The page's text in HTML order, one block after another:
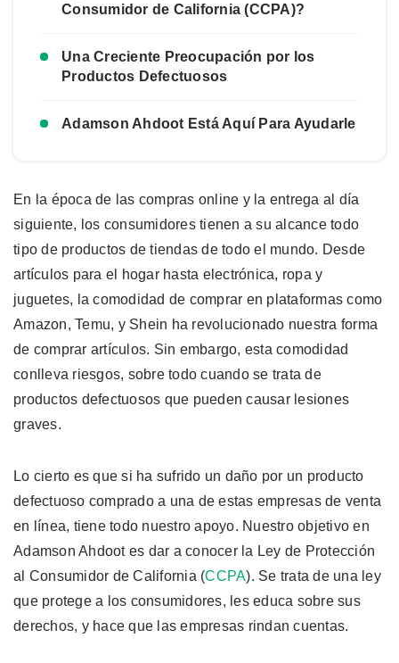
Consumidor de California (CCPA)?
Una Creciente Preocupación por los
Productos Defectuosos
Adamson Ahdoot Está Aquí Para Ayudarle
En la época de las compras online y la entrega al día
siguiente, los consumidores tienen a su alcance todo
tipo de productos de tiendas de todo el mundo. Desde
artículos para el hogar hasta electrónica, ropa y
juguetes, la comodidad de comprar en plataformas como
Amazon, Temu, y Shein ha revolucionado nuestra forma
de comprar artículos. Sin embargo, esta comodidad
conlleva riesgos, sobre todo cuando se trata de
productos defectuosos que pueden causar lesiones
graves.
Lo cierto es que si ha sufrido un daño por un producto
defectuoso comprado a una de estas empresas de venta
en línea, tiene todo nuestro apoyo. Nuestro objetivo en
Adamson Ahdoot es dar a conocer la Ley de Protección
al Consumidor de California (CCPA). Se trata de una ley
que protege a los consumidores, les educa sobre sus
derechos, y hace que las empresas rindan cuentas.